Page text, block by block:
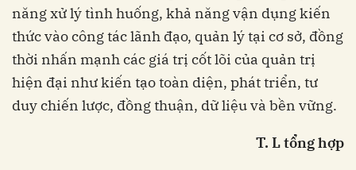
năng xử lý tình huống, khả năng vận dụng kiến
thức vào công tác lãnh đạo, quản lý tại cơ sở, đồng
thời nhấn mạnh các giá trị cốt lõi của quản trị
hiện đại như kiến tạo toàn diện, phát triển, tư
duy chiến lược, đồng thuận, dữ liệu và bền vững.
T. L tổng hợp